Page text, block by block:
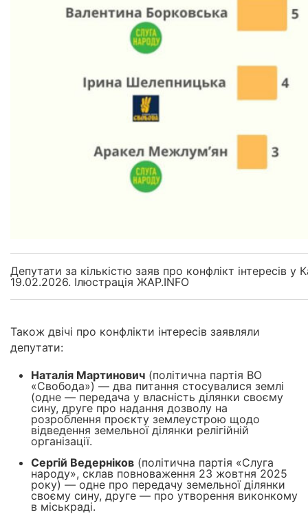
Депутати за кількістю заяв про конфлікт інтересів у
19.02.2026. Ілюстрація ЖАР.INFO
Також двічі про конфлікти інтересів заявляли
депутати:
Наталія Мартинович (політична партія ВО
«Свобода») — два питання стосувалися землі
(одне — передача у власність ділянки своєму
сину, друге про надання дозволу на
розроблення проєкту землеустрою щодо
відведення земельної ділянки релігійній
організації.
Сергій Ведерніков (політична партія «Слуга
народу», склав повноваження 23 жовтня 2025
року) — одне про передачу земельної ділянки
своєму сину, друге — про утворення виконкому
в міськраді.